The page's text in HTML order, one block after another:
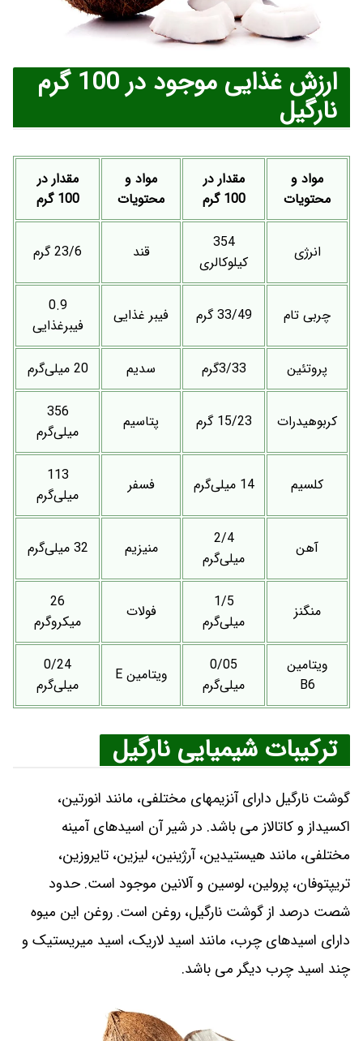
ارزش غذایی موجود در 100 گرم
نارگیل
مواد و
محتویات
مقدار در
100 گرم
مواد و
محتویات
مقدار در
100 گرم
انرژی
354
کیلوکالری
قند 23/6 گرم
چربی تام 33/49 گرم فیبر غذایی
0.9
فیبرغذایی
پروتئین 3/33گرم سدیم 20 میلی‌گرم
کربوهیدرات 15/23 گرم پتاسیم
356
میلی‌گرم
کلسیم 14 میلی‌گرم فسفر
113
میلی‌گرم
آهن
2/4
میلی‌گرم
منیزیم 32 میلی‌گرم
منگنز
1/5
میلی‌گرم
فولات
26
میکروگرم
ویتامین
B6
0/05
میلی‌گرم
ویتامین E
0/24
میلی‌گرم
ترکیبات شیمیایی نارگیل
گوشت نارگیل دارای آنزیمهای مختلفی، مانند انورتین،
اکسیداز و کاتالاز می‌ باشد. در شیر آن اسیدهای آمینه‌
مختلفی، مانند هیستیدین، آرژینین، لیزین، تایروزین،
تریپتوفان، پرولین، لوسین و آلانین موجود است. حدود
شصت درصد از گوشت نارگیل، روغن است. روغن این میوه
دارای اسیدهای چرب، مانند اسید لاریک، اسید میریستیک و
چند اسید چرب دیگر می‌ باشد.